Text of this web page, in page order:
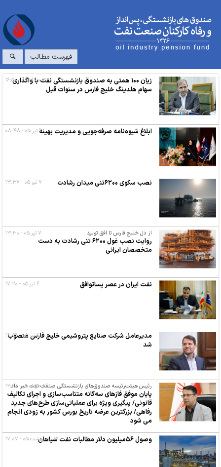
فهرست مطالب
زیان ۱۰۰ همتی به صندوق بازنشستگی نفت با واگذاری
سهام هلدینگ خلیج فارس در سنوات قبل
۱۵ مرداد ۰۵ - ۱۶:۵۰
ابلاغ شیوه‌نامه صرفه‌جویی و مدیریت بهینه
۹ تیر ۰۵ - ۰۸:۴۸
نصب سکوی ۶۲۰۰تنی میدان رشادت ۷ تیر ۰۵ - ۱۳:۳۷
از دل خلیج فارس تا افق تولید
روایت نصب غول ۶۲۰۰ تنی رشادت به دست
متخصصان ایرانی
۷ تیر ۰۵ - ۱۳:۳۰
نفت ایران در عصر پساتوافق ۶ تیر ۰۵ - ۱۷:۲۰
مدیرعامل شرکت صنایع پتروشیمی خلیج فارس منصوب
شد
۵ تیر ۰۵ - ۱۴:۵۹
رئیس هیئت‌رئیسه صندوق‌های بازنشستگی صنعت نفت خبر داد:
پایان موفق فازهای سه‌گانه متناسب‌سازی و اجرای تکالیف
قانونی/ پیگیری ویژه برای عملیاتی‌سازی طرح‌های جدید
رفاهی/ بزرگترین عرضه تاریخ بورس کشور به زودی انجام
می شود
۲۶ خرداد ۰۵ - ۱۲:۲۰
وصول ۵۶میلیون دلار مطالبات نفت سپاهان ۱۵ اردیبهشت ۰۵ - ۱۷:۰۷